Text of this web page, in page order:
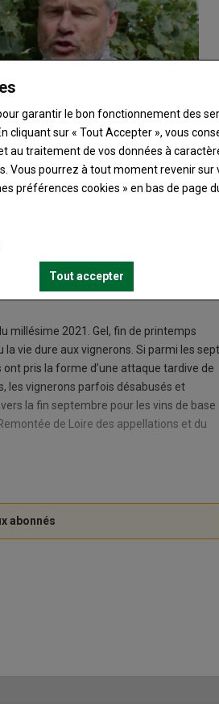
millésime 2021. Gel, fin de printemps
vie dure aux vignerons. Si parmi les sept
ont pris la forme d’une attaque tardive de
les vignerons parfois désabusés et
la fin septembre pour les vins de base
de Loire des appellations et du
garantir le bon fonctionnement des
cliquant sur « Tout Accepter », vous
au traitement de vos données à
Vous pourrez à tout moment revenir sur
préférences cookies » en bas de page
Tout accepter